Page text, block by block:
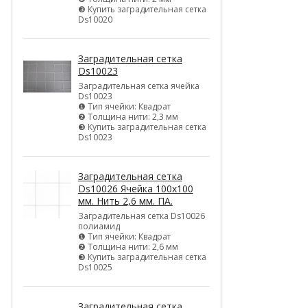
❸ Купить заградительная сетка
Ds10020
Заградительная сетка
Ds10023
Заградительная сетка ячейка
Ds10023
❶ Тип ячейки: Квадрат
❷ Толщина нити: 2,3 мм
❸ Купить заградительная сетка
Ds10023
Заградительная сетка
Ds10026 Ячейка 100х100
мм. Нить 2,6 мм. ПА.
Заградительная сетка Ds10026
полиамид
❶ Тип ячейки: Квадрат
❷ Толщина нити: 2,6 мм
❸ Купить заградительная сетка
Ds10025